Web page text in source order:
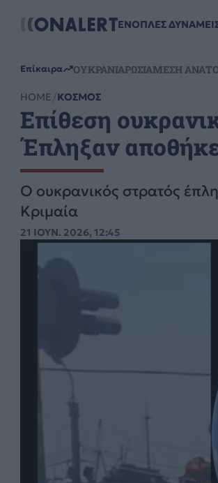
ΕΝΟΠΛΕΣ
Επίκαιρα ΟΥΚΡΑΝΙΑΡΩΣΙΑΜΕΣΗ
HOME ΚΟΣΜΟΣ
Επίθεση
Έπληξαν
Ο ουκρανικός στρατός
Κριμαία
21 ΙΟΥΝ. 2026, 12:45